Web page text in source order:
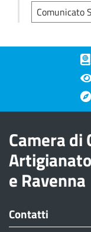
Comunicato
Camera
e Ravenna
Contatti